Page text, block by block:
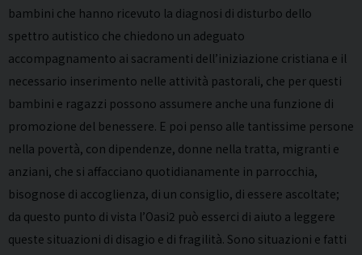
bambini che hanno ricevuto la diagnosi di disturbo dello
spettro autistico che chiedono un adeguato
accompagnamento ai sacramenti dell’iniziazione cristiana e il
necessario inserimento nelle attività pastorali, che per questi
bambini e ragazzi possono assumere anche una funzione di
promozione del benessere. E poi penso alle tantissime persone
nella povertà, con dipendenze, donne nella tratta, migranti e
anziani, che si affacciano quotidianamente in parrocchia,
bisognose di accoglienza, di un consiglio, di essere ascoltate;
da questo punto di vista l’Oasi2 può esserci di aiuto a leggere
queste situazioni di disagio e di fragilità. Sono situazioni e fatti